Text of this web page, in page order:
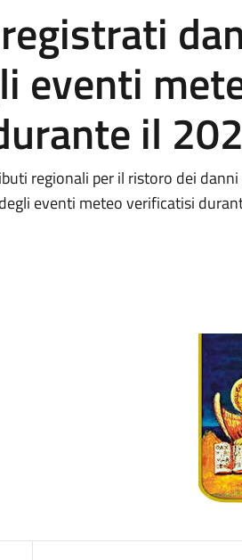
eventi
il
regionali per il ristoro dei
eventi meteo verificatisi